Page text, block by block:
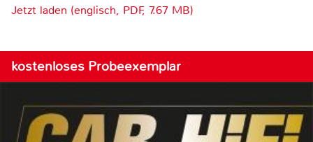
Jetzt laden (englisch, PDF, 7.67 MB)
kostenloses Probeexemplar